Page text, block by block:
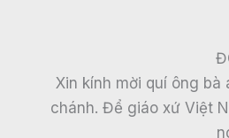
Xin kính mời quí ông
chánh. Để giáo xứ Việt